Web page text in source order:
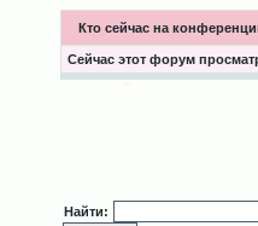
Кто сейчас на
Сейчас этот форум
Найти: